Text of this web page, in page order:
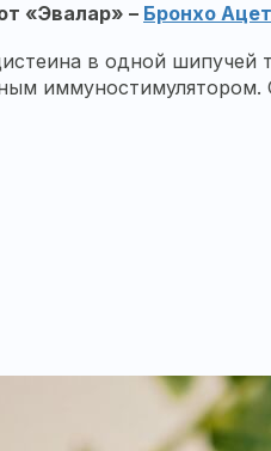
«Эвалар» – Бронхо
в одной шипучей